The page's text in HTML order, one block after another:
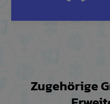
Zugehörige